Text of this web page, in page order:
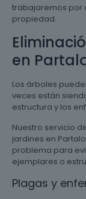
trabajaremos por
propiedad.
en
Los árboles
veces están
estructura y los
Nuestro servicio
jardines en
problema para
ejemplares o
Plagas y